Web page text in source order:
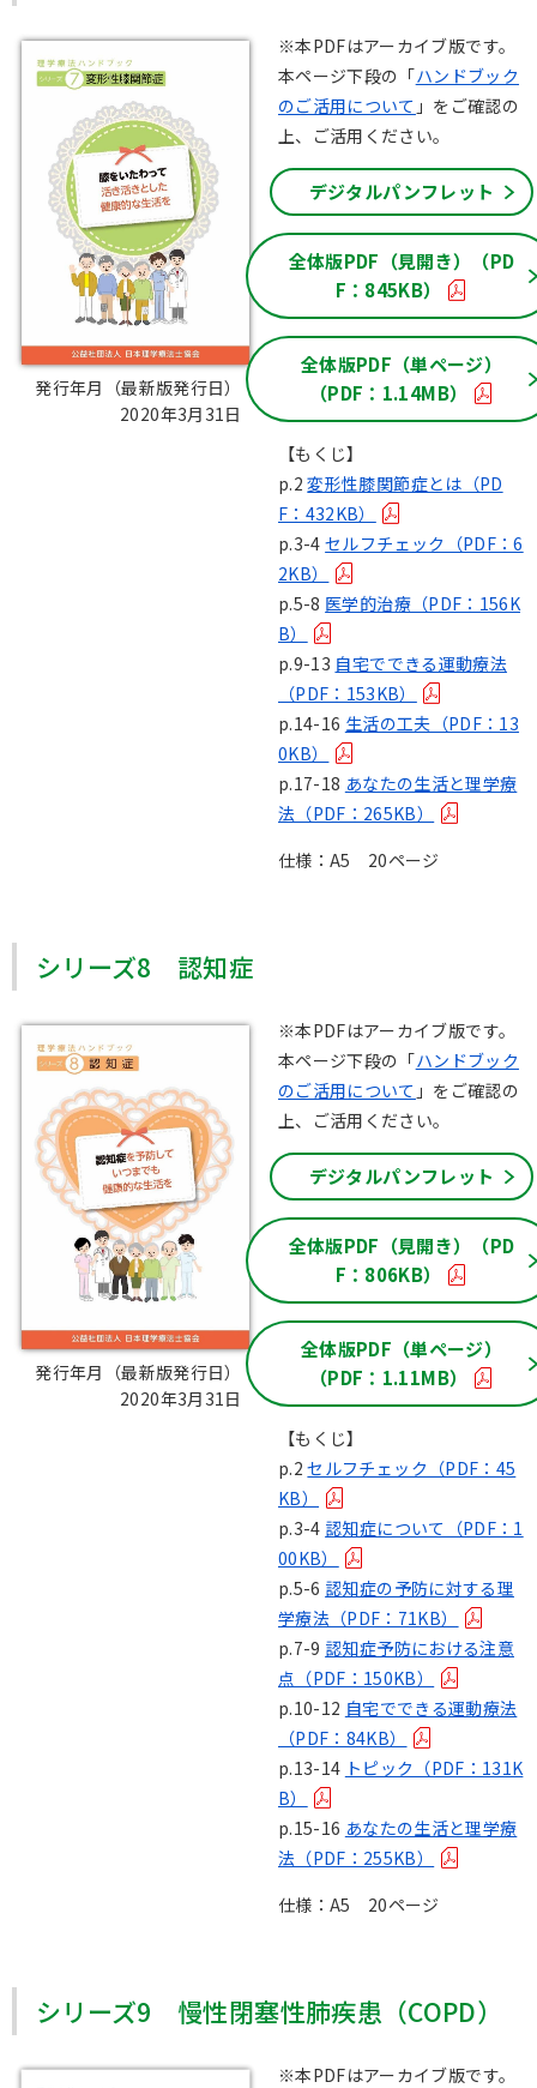
発行年月（最新版発行日）：
2020年3月31日
※本PDFはアーカイブ版です。
本ページ下段の「ハンドブック
のご活用について 」をご確認の
上、ご活用ください。
デジタルパンフレット
全体版PDF（見開き）（PD
F：845KB）
全体版PDF（単ページ）
（PDF：1.14MB）
【もくじ】
p.2変形性膝関節症とは（PD
F：432KB）
p.3-4セルフチェック（PDF：6
2KB）
p.5-8 医学的治療（PDF：156K
B）
p.9-13 自宅でできる運動療法
（PDF：153KB）
p.14-16 生活の工夫（PDF：13
0KB）
p.17-18 あなたの生活と理学療
法（PDF：265KB）
仕様：A5 20ページ
シリーズ8 認知症
発行年月（最新版発行日）：
2020年3月31日
※本PDFはアーカイブ版です。
本ページ下段の「ハンドブック
のご活用について 」をご確認の
上、ご活用ください。
デジタルパンフレット
全体版PDF（見開き）（PD
F：806KB）
全体版PDF（単ページ）
（PDF：1.11MB）
【もくじ】
p.2セルフチェック（PDF：45
KB）
p.3-4 認知症について（PDF：1
00KB）
p.5-6 認知症の予防に対する理
学療法（PDF：71KB）
p.7-9 認知症予防における注意
点（PDF：150KB）
p.10-12 自宅でできる運動療法
（PDF：84KB）
p.13-14 トピック（PDF：131K
B）
p.15-16 あなたの生活と理学療
法（PDF：255KB）
仕様：A5 20ページ
シリーズ9 慢性閉塞性肺疾患（COPD）
※本PDFはアーカイブ版です。